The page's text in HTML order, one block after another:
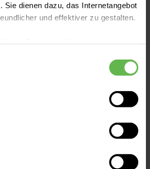
Sie dienen dazu, das Internetangebot
und effektiver zu gestalten.
unsere Seite mit nur den notwendigen
eine individuelle Auswahl
von „Alle Cookies akzeptieren“ in die
Torres